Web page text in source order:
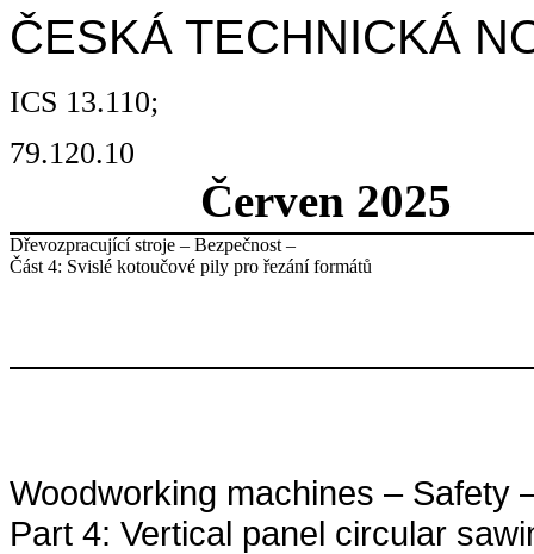
ČESKÁ TECHNICKÁ
ICS 13.110;
79.120.10
Červen 2025
Dřevozpracující stroje – Bezpečnost –
Část 4: Svislé kotoučové pily pro řezání formátů
Woodworking machines – Safety
Part 4: Vertical panel circular